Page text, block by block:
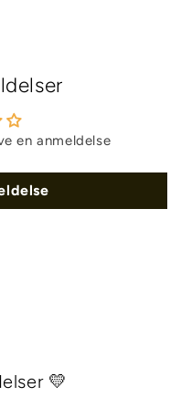
en anmeldelse
💛